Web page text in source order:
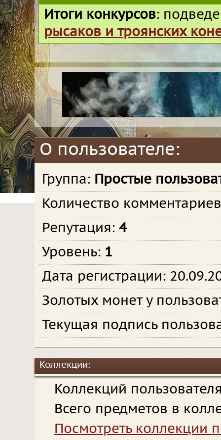
Итоги конкурсов:
рысаков и троянских
О пользователе:
Группа: Простые
Количество
Репутация: 4
Уровень: 1
Дата регистрации:
Золотых монет у
Текущая подпись
Коллекции:
Коллекций
Всего предметов в
Посмотреть коллекции